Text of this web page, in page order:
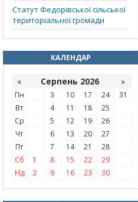
Статут Федорівської сільської
територіальної громади
КАЛЕНДАР
« Серпень 2026 »
Пн 3 10 17 24
31
Вт
4 11 18
25
Ср
5 12 19
26
Чт
6 13 20
27
Пт
7 14 21
28
Сб
1 8 15 22
29
Нд
2 9 16 23 30